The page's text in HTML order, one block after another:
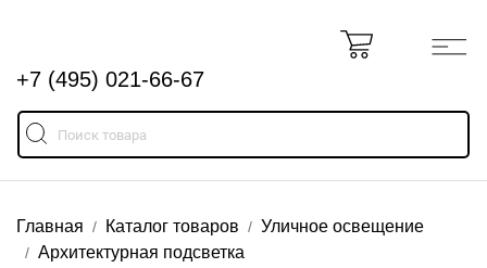
+7 (495) 021-66-67
Главная Каталог товаров
Уличное освещение
Архитектурная подсветка